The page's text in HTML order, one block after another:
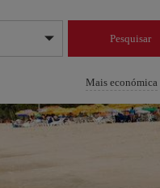
Pesquisar
Mais económica